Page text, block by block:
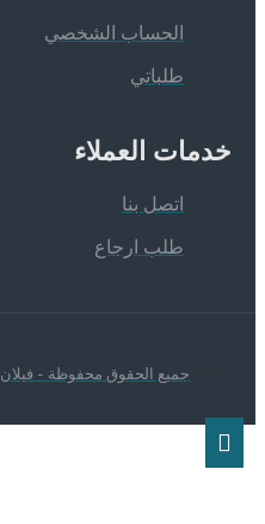
الحساب الشخصي
طلباتي
العملاء
اتصل بنا
طلب ارجاع
جميع الحقوق محفوظة - فيلان ستور